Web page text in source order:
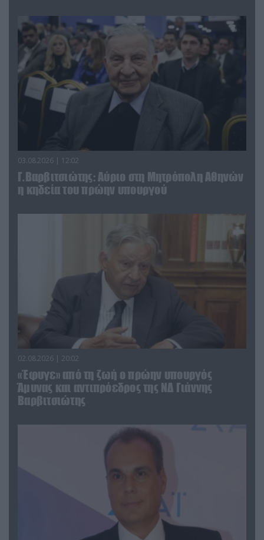
03.08.2026 | 12:02
Γ.Βαρβιτσιώτης: Aύριο στη Μητρόπολη Αθηνών
η κηδεία του πρώην υπουργού
02.08.2026 | 20:02
«Έφυγε» από τη ζωή ο πρώην υπουργός
Άμυνας και αντιπρόεδρος της ΝΔ Γιάννης
Βαρβιτσιώτης